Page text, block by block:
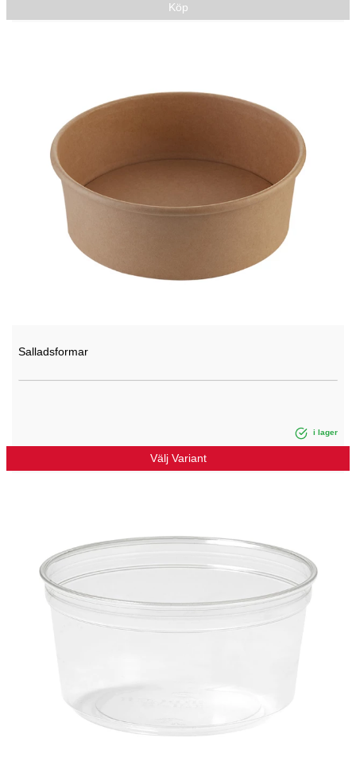
Köp
Salladsformar
i lager
Välj Variant